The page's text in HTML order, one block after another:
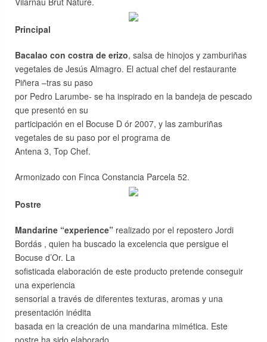
Principal
Bacalao con costra de erizo, salsa de hinojos y zamburiñas
vegetales de Jesús Almagro. El actual chef del restaurante
Piñera –tras su paso
por Pedro Larumbe- se ha inspirado en la bandeja de pescado
que presentó en su
participación en el Bocuse D ór 2007, y las zamburiñas
vegetales de su paso por el programa de
Antena 3, Top Chef.
Armonizado con Finca Constancia Parcela 52.
Postre
Mandarine “experience” realizado por el repostero Jordi
Bordás , quien ha buscado la excelencia que persigue el
Bocuse d’Or. La
sofisticada elaboración de este producto pretende conseguir
una experiencia
sensorial a través de diferentes texturas, aromas y una
presentación inédita
basada en la creación de una mandarina mimética. Este
postre ha sido elaborado